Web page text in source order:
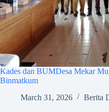
Kades dan BUMDesa Mekar
Binmatkum
March 31, 2026
Berita